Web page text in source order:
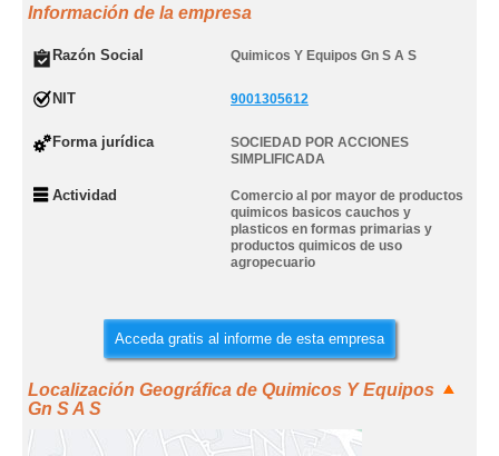
Información de la empresa
Razón Social Quimicos Y Equipos Gn S A S
NIT 9001305612
Forma jurídica
SOCIEDAD POR ACCIONES
SIMPLIFICADA
Actividad
Comercio al por mayor de productos
quimicos basicos cauchos y
plasticos en formas primarias y
productos quimicos de uso
agropecuario
Acceda gratis al informe de esta empresa
Localización Geográfica de Quimicos Y Equipos
Gn S A S